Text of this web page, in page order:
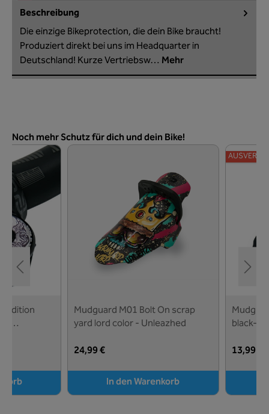
Beschreibung
Die einzige Bikeprotection, die dein Bike braucht!
Produziert direkt bei uns im Headquarter in
Deutschland! Kurze Vertriebsw… Mehr
Produktgalerie überspringen
Noch mehr Schutz für dich und dein Bike!
edition
Mudguard M01 Bolt On scrap
yard lord color - Unleazhed
24,99 €
In den Warenkorb
black-
13,99 €